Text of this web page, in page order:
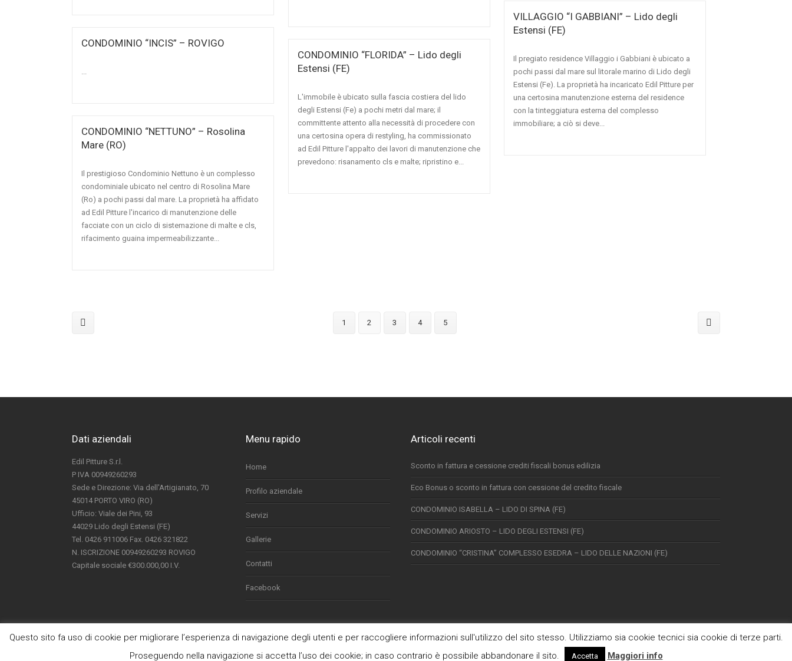
VILLAGGIO “I GABBIANI” – Lido degli
Estensi (FE)
Il pregiato residence Villaggio i Gabbiani è ubicato a
pochi passi dal mare sul litorale marino di Lido degli
Estensi (Fe). La proprietà ha incaricato Edil Pitture per
una certosina manutenzione esterna del residence
con la tinteggiatura esterna del complesso
immobiliare; a ciò si deve...
CONDOMINIO “INCIS” – ROVIGO
...
CONDOMINIO “FLORIDA” – Lido degli
Estensi (FE)
L'immobile è ubicato sulla fascia costiera del lido
degli Estensi (Fe) a pochi metri dal mare; il
committente attento alla necessità di procedere con
una certosina opera di restyling, ha commissionato
ad Edil Pitture l'appalto dei lavori di manutenzione che
prevedono: risanamento cls e malte; ripristino e...
CONDOMINIO “NETTUNO” – Rosolina
Mare (RO)
Il prestigioso Condominio Nettuno è un complesso
condominiale ubicato nel centro di Rosolina Mare
(Ro) a pochi passi dal mare. La proprietà ha affidato
ad Edil Pitture l'incarico di manutenzione delle
facciate con un ciclo di sistemazione di malte e cls,
rifacimento guaina impermeabilizzante...
1 2 3 4 5
Dati aziendali
Edil Pitture S.r.l.
P IVA 00949260293
Sede e Direzione: Via dell'Artigianato, 70
45014 PORTO VIRO (RO)
Ufficio: Viale dei Pini, 93
44029 Lido degli Estensi (FE)
Tel. 0426 911006 Fax. 0426 321822
N. ISCRIZIONE 00949260293 ROVIGO
Capitale sociale €300.000,00 I.V.
Menu rapido
Home
Profilo aziendale
Servizi
Gallerie
Contatti
Facebook
Articoli recenti
Sconto in fattura e cessione crediti fiscali bonus edilizia
Eco Bonus o sconto in fattura con cessione del credito fiscale
CONDOMINIO ISABELLA – LIDO DI SPINA (FE)
CONDOMINIO ARIOSTO – LIDO DEGLI ESTENSI (FE)
CONDOMINIO “CRISTINA” COMPLESSO ESEDRA – LIDO DELLE NAZIONI (FE)
Questo sito fa uso di cookie per migliorare l’esperienza di navigazione degli utenti e per raccogliere informazioni sull'utilizzo del sito stesso. Utilizziamo sia cookie tecnici sia cookie di terze parti.
Proseguendo nella navigazione si accetta l’uso dei cookie; in caso contrario è possibile abbandonare il sito.
Accetta Maggiori info